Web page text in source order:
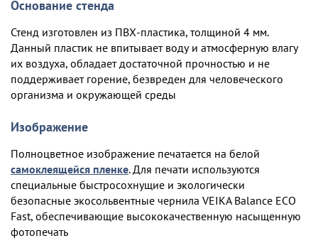
Основание стенда
Стенд изготовлен из ПВХ-пластика, толщиной 4 мм.
Данный пластик не впитывает воду и атмосферную влагу
их воздуха, обладает достаточной прочностью и не
поддерживает горение, безвреден для человеческого
организма и окружающей среды
Изображение
Полноцветное изображение печатается на белой
самоклеящейся пленке. Для печати используются
специальные быстросохнущие и экологически
безопасные экосольвентные чернила VEIKA Balance ECO
Fast, обеспечивающие высококачественную насыщенную
фотопечать